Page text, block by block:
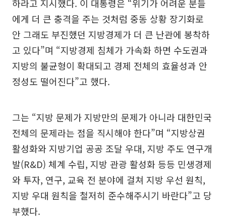
하라고 지시했다. 이 대통령은 “위기가 어려운 분들
에게 더 큰 충격을 주는 것처럼 중동 상황 장기화로
안 그래도 부진했던 지방경제가 더 큰 난관에 봉착하
고 있다”며 “지방경제 침체가 가속화 하면 수도권과
지방의 불균형이 확대되고 경제 전체의 효율성과 안
정성도 떨어진다”고 했다.
그는 “지방 문제가 지방만의 문제가 아니라 대한민국
전체의 문제라는 점을 직시해야 한다”며 “지방상권
활성화와 지방기업 공공 조달 우대, 지방 주도 연구개
발(R&D) 체계 수립, 지방 관광 활성화 등등 민생경제
와 투자, 연구, 교육 전 분야에 걸쳐 지방 우선 원칙,
지방 우대 원칙을 철저히 준수해주시기 바란다”고 당
부했다.